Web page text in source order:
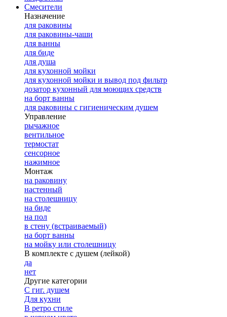
Смесители
Назначение
для раковины
для раковины-чаши
для ванны
для биде
для душа
для кухонной мойки
для кухонной мойки и вывод под фильтр
дозатор кухонный для моющих средств
на борт ванны
для раковины с гигиеническим душем
Управление
рычажное
вентильное
термостат
сенсорное
нажимное
Монтаж
на раковину
настенный
на столешницу
на биде
на пол
в стену (встраиваемый)
на борт ванны
на мойку или столешницу
В комплекте с душем (лейкой)
да
нет
Другие категории
С гиг. душем
Для кухни
В ретро стиле